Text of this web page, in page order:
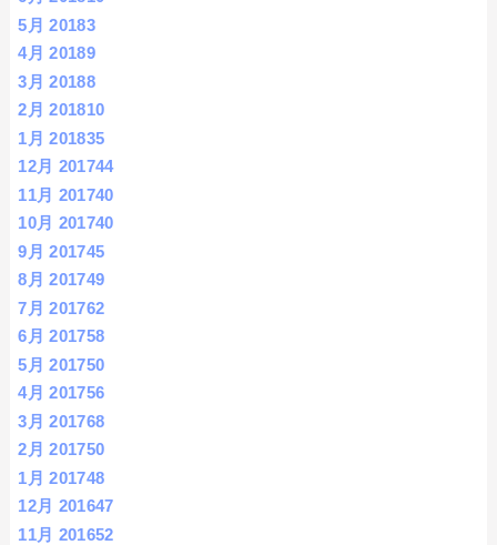
5月 20183
4月 20189
3月 20188
2月 201810
1月 201835
12月 201744
11月 201740
10月 201740
9月 201745
8月 201749
7月 201762
6月 201758
5月 201750
4月 201756
3月 201768
2月 201750
1月 201748
12月 201647
11月 201652